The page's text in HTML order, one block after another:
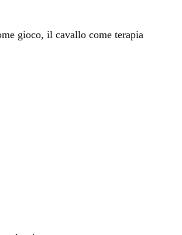
gioco, il cavallo come terapia